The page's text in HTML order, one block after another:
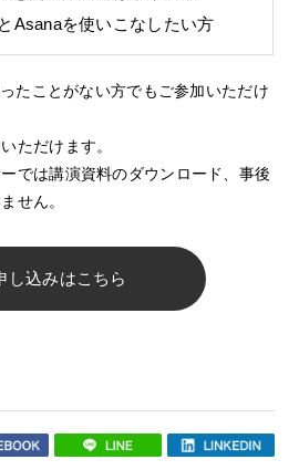
Asanaを使いこなしたい方
たことがない方でもご参加いただけ
ただけます。
では講演資料のダウンロード、事後
せん。
し込みはこちら